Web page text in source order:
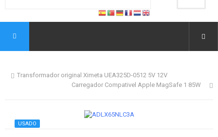
Transformador original Ximeta UEA325D-0512 5V 12V
Carregador Compativel Apple MagSafe 1 85W
USADO